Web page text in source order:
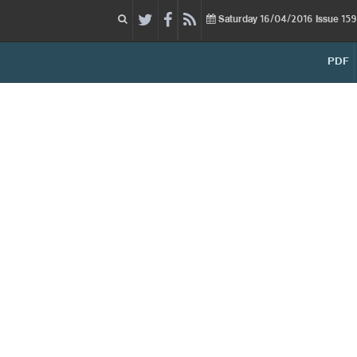
16/04/2016 Issue
PDF